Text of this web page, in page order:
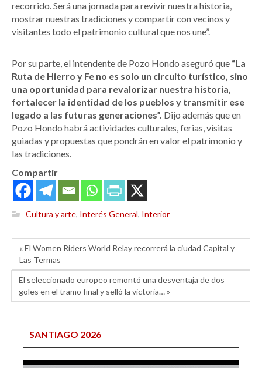
recorrido. Será una jornada para revivir nuestra historia,
mostrar nuestras tradiciones y compartir con vecinos y
visitantes todo el patrimonio cultural que nos une”.
Por su parte, el intendente de Pozo Hondo aseguró que “La
Ruta de Hierro y Fe no es solo un circuito turístico, sino
una oportunidad para revalorizar nuestra historia,
fortalecer la identidad de los pueblos y transmitir ese
legado a las futuras generaciones”. Dijo además que en
Pozo Hondo habrá actividades culturales, ferias, visitas
guiadas y propuestas que pondrán en valor el patrimonio y
las tradiciones.
Compartir
Cultura y arte, Interés General, Interior
« El Women Riders World Relay recorrerá la ciudad Capital y
Las Termas
El seleccionado europeo remontó una desventaja de dos
goles en el tramo final y selló la victoria… »
SANTIAGO 2026